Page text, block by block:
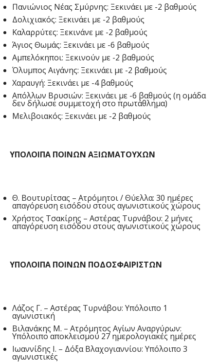
Πανιώνιος Νέας Σμύρνης: Ξεκινάει με -2 βαθμούς
Δολιχιακός: Ξεκινάει με -2 βαθμούς
Καλαρρύτες: Ξεκινάνε με -2 βαθμούς
Άγιος Θωμάς: Ξεκινάει με -6 βαθμούς
Αμπελόκηποι: Ξεκινούν με -2 βαθμούς
Όλυμπος Αιγάνης: Ξεκινάει με -2 βαθμούς
Χαραυγή: Ξεκινάει με -4 βαθμούς
Απόλλων Βρυσιών: Ξεκινάει με -6 βαθμούς (η ομάδα
δεν δήλωσε συμμετοχή στο πρωτάθλημα)
Μελιβοιακός: Ξεκινάει με -2 βαθμούς
ΥΠΟΛΟΙΠΑ ΠΟΙΝΩΝ ΑΞΙΩΜΑΤΟΥΧΩΝ
Θ. Βουτυρίτσας – Ατρόμητοι / Θύελλα: 30 ημέρες
απαγόρευση εισόδου στους αγωνιστικούς χώρους
Χρήστος Τσακίρης – Αστέρας Τυρνάβου: 2 μήνες
απαγόρευση εισόδου στους αγωνιστικούς χώρους
ΥΠΟΛΟΙΠΑ ΠΟΙΝΩΝ ΠΟΔΟΣΦΑΙΡΙΣΤΩΝ
Λάζος Γ. – Αστέρας Τυρνάβου: Υπόλοιπο 1
αγωνιστική
Βιλανάκης Μ. – Ατρόμητος Αγίων Αναργύρων:
Υπόλοιπο αποκλεισμού 27 ημερολογιακές ημέρες
Ιωαννίδης Ι. – Δόξα Βλαχογιαννίου: Υπόλοιπο 3
αγωνιστικές